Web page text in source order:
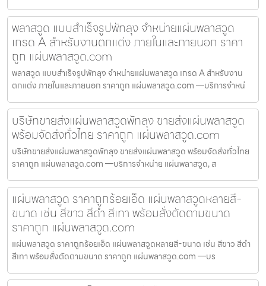
พลาสวูด แบบสำเร็จรูปพัทลุง จำหน่ายแผ่นพลาสวูด
เกรด A สำหรับงานตกแต่ง ภายในและภายนอก ราคา
ถูก แผ่นพลาสวูด.com
พลาสวูด แบบสำเร็จรูปพัทลุง จำหน่ายแผ่นพลาสวูด เกรด A สำหรับงาน
ตกแต่ง ภายในและภายนอก ราคาถูก แผ่นพลาสวูด.com —บริการจำหน่
บริษัทขายส่งแผ่นพลาสวูดพัทลุง ขายส่งแผ่นพลาสวูด
พร้อมจัดส่งทั่วไทย ราคาถูก แผ่นพลาสวูด.com
บริษัทขายส่งแผ่นพลาสวูดพัทลุง ขายส่งแผ่นพลาสวูด พร้อมจัดส่งทั่วไทย
ราคาถูก แผ่นพลาสวูด.com —บริการจำหน่าย แผ่นพลาสวูด, ส
แผ่นพลาสวูด ราคาถูกร้อยเอ็ด แผ่นพลาสวูดหลายสี-
ขนาด เช่น สีขาว สีดำ สีเทา พร้อมสั่งตัดตามขนาด
ราคาถูก แผ่นพลาสวูด.com
แผ่นพลาสวูด ราคาถูกร้อยเอ็ด แผ่นพลาสวูดหลายสี-ขนาด เช่น สีขาว สีดำ
สีเทา พร้อมสั่งตัดตามขนาด ราคาถูก แผ่นพลาสวูด.com —บร